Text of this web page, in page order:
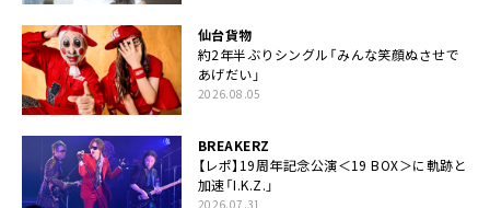
仙台貨物
約2年半ぶりシングル「みんな笑顔ぬさせで
あげだい」
2026.08.05
BREAKERZ
【レポ】19周年記念公演＜19 BOX＞に軌跡と
加速「I.K.Z.」
2026.07.31